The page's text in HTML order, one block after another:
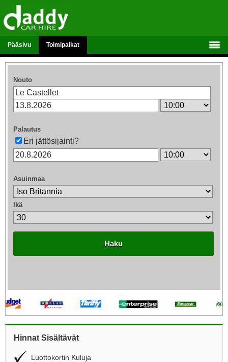
Pääsivu Toimipaikat
Nouto
Palautus
Eri jättösijainti?
Asuinmaa
Ikä
Haku
Hinnat Sisältävät
Luottokortin Kuluja